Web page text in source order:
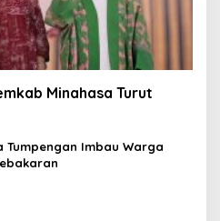
Minahasa Turut
Tumpengan Imbau Warga